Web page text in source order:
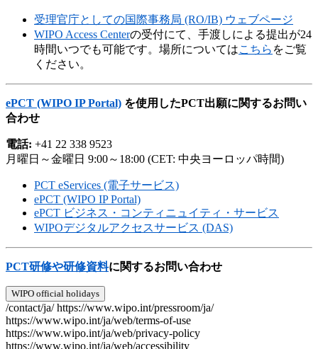
受理官庁としての国際事務局 (RO/IB) ウェブページ
WIPO Access Centerの受付にて、手渡しによる提出が24
時間いつでも可能です。場所についてはこちら をご覧
ください。
ePCT (WIPO IP Portal) を使用したPCT出願に関するお問い
合わせ
電話: +41 22 338 9523
月曜日～金曜日 9:00～18:00 (CET: 中央ヨーロッパ時間)
PCT eServices (電子サービス)
ePCT (WIPO IP Portal)
ePCT ビジネス・コンティニュイティ・サービス
WIPOデジタルアクセスサービス (DAS)
PCT研修や研修資料に関するお問い合わせ
WIPO official holidays
/contact/ja/ https://www.wipo.int/pressroom/ja/
https://www.wipo.int/ja/web/terms-of-use
https://www.wipo.int/ja/web/privacy-policy
https://www.wipo.int/ja/web/accessibility